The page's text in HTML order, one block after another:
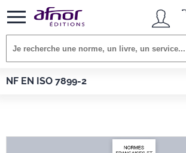
NF EN ISO 7899-2
Afnor EDITIONS Normes